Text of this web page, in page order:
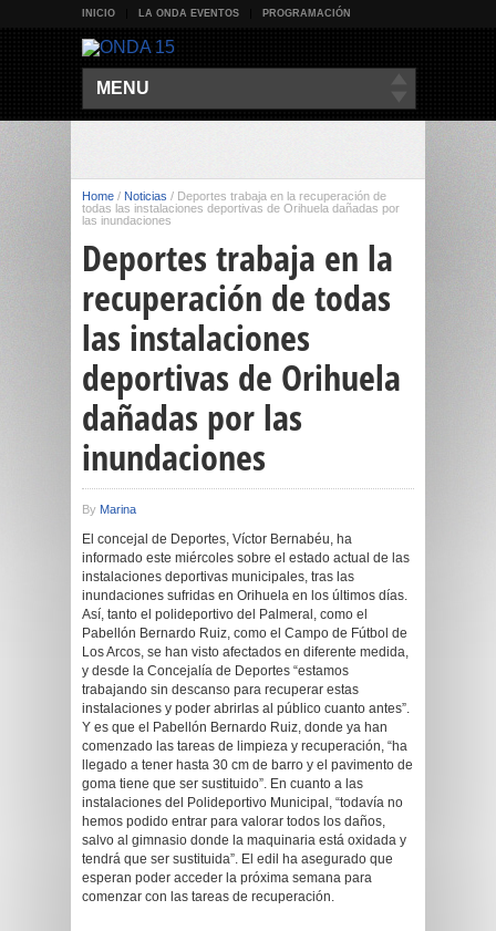
INICIO LA ONDA EVENTOS PROGRAMACIÓN
MENU
Home / Noticias / Deportes trabaja en la recuperación de
todas las instalaciones deportivas de Orihuela dañadas por
las inundaciones
Deportes trabaja en la
recuperación de todas
las instalaciones
deportivas de Orihuela
dañadas por las
inundaciones
By Marina
El concejal de Deportes, Víctor Bernabéu, ha
informado este miércoles sobre el estado actual de las
instalaciones deportivas municipales, tras las
inundaciones sufridas en Orihuela en los últimos días.
Así, tanto el polideportivo del Palmeral, como el
Pabellón Bernardo Ruiz, como el Campo de Fútbol de
Los Arcos, se han visto afectados en diferente medida,
y desde la Concejalía de Deportes “estamos
trabajando sin descanso para recuperar estas
instalaciones y poder abrirlas al público cuanto antes”.
Y es que el Pabellón Bernardo Ruiz, donde ya han
comenzado las tareas de limpieza y recuperación, “ha
llegado a tener hasta 30 cm de barro y el pavimento de
goma tiene que ser sustituido”. En cuanto a las
instalaciones del Polideportivo Municipal, “todavía no
hemos podido entrar para valorar todos los daños,
salvo al gimnasio donde la maquinaria está oxidada y
tendrá que ser sustituida”. El edil ha asegurado que
esperan poder acceder la próxima semana para
comenzar con las tareas de recuperación.